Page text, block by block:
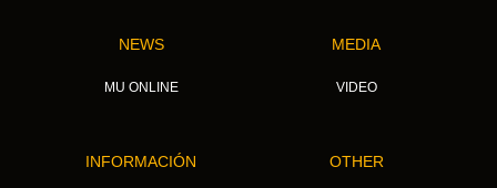
NEWS
MU ONLINE
MEDIA
VIDEO
INFORMACIÓN OTHER